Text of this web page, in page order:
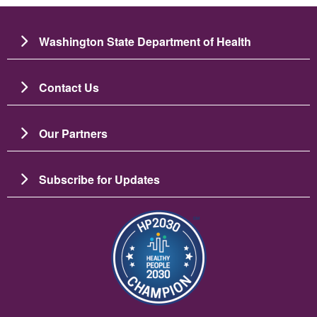
Washington State Department of Health
Contact Us
Our Partners
Subscribe for Updates
Image